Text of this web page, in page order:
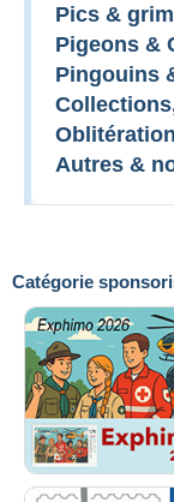
Catégorie
Pics &
Pigeons &
Pingouins
Autres &